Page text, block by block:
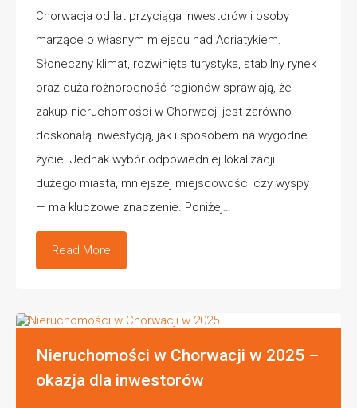
Chorwacja od lat przyciąga inwestorów i osoby
marzące o własnym miejscu nad Adriatykiem.
Słoneczny klimat, rozwinięta turystyka, stabilny rynek
oraz duża różnorodność regionów sprawiają, że
zakup nieruchomości w Chorwacji jest zarówno
doskonałą inwestycją, jak i sposobem na wygodne
życie. Jednak wybór odpowiedniej lokalizacji —
dużego miasta, mniejszej miejscowości czy wyspy
— ma kluczowe znaczenie. Poniżej…
Read More
Nieruchomości w Chorwacji w 2025 –
okazja dla inwestorów